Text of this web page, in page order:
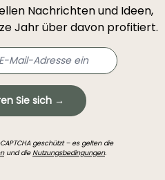
Nachrichten und Ideen,
Jahr über davon profitiert.
Sie sich →
geschützt – es gelten die
und dieNutzungsbedingungen.